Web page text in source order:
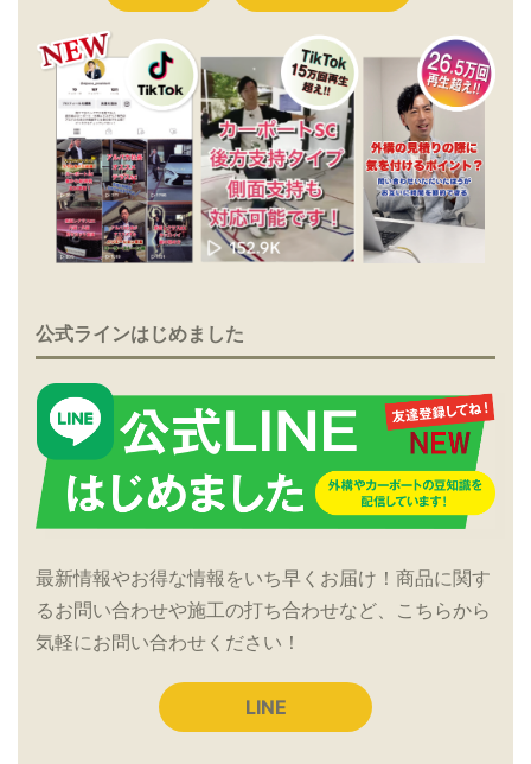
公式ラインはじめました
最新情報やお得な情報をいち早くお届け！商品に関す
るお問い合わせや施工の打ち合わせなど、こちらから
気軽にお問い合わせください！
LINE